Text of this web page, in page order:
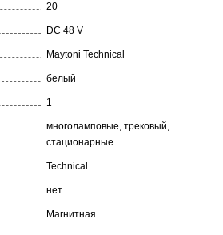
20
DC 48 V
Maytoni Technical
белый
1
многоламповые, трековый,
стационарные
Technical
нет
Магнитная